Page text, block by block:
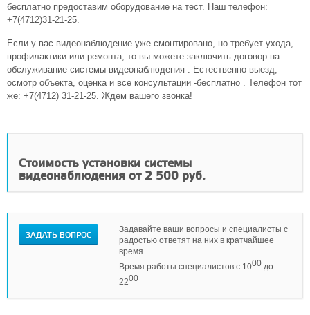
бесплатно предоставим оборудование на тест. Наш телефон:
+7(4712)31-21-25.
Если у вас видеонаблюдение уже смонтировано, но требует ухода,
профилактики или ремонта, то вы можете заключить договор на
обслуживание системы видеонаблюдения . Естественно выезд,
осмотр объекта, оценка и все консультации -бесплатно . Телефон тот
же: +7(4712) 31-21-25. Ждем вашего звонка!
Стоимость установки системы
видеонаблюдения от 2 500 руб.
ЗАДАТЬ ВОПРОС
Задавайте ваши вопросы и специалисты с
радостью ответят на них в кратчайшее
время.
Время работы специалистов с 1000 до
2200